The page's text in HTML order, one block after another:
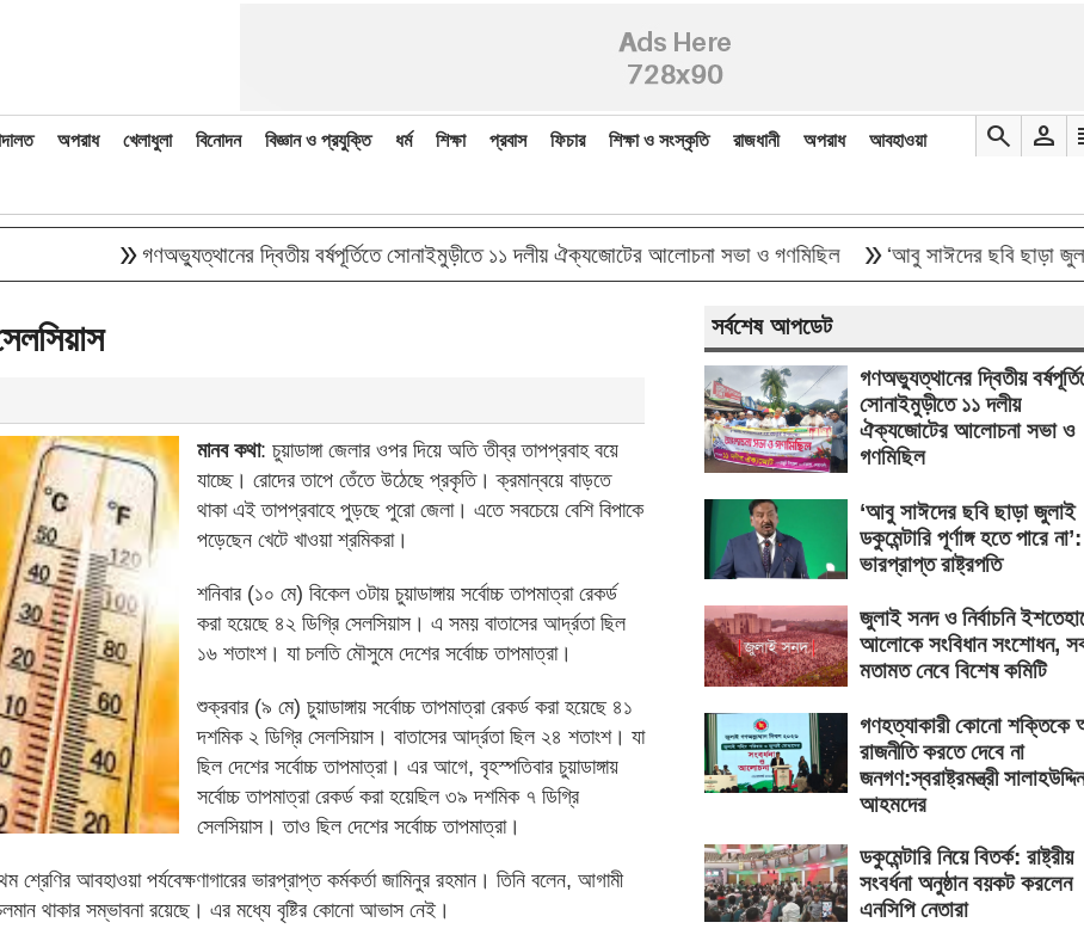
অপরাধ খেলাধুলা বিনোদন বিজ্ঞান ও প্রযুক্তি ধর্ম শিক্ষা প্রবাস ফিচার শিক্ষা ও সংস্কৃতি রাজধানী অপরাধ আবহাওয়া search person
গণঅভ্যুত্থানের দ্বিতীয় বর্ষপূর্তিতে সোনাইমুড়ীতে ১১ দলীয় ঐক্যজোটের আলোচনা সভা ও গণমিছিল double_arrow‘আবু সাঈদের ছবি ছাড়া জুলাই
মানব কথা: চুয়াডাঙ্গা জেলার ওপর দিয়ে অতি তীব্র তাপপ্রবাহ বয়ে
যাচ্ছে। রোদের তাপে তেঁতে উঠেছে প্রকৃতি। ক্রমান্বয়ে বাড়তে
থাকা এই তাপপ্রবাহে পুড়ছে পুরো জেলা। এতে সবচেয়ে বেশি বিপাকে
পড়েছেন খেটে খাওয়া শ্রমিকরা।
শনিবার (১০ মে) বিকেল ৩টায় চুয়াডাঙ্গায় সর্বোচ্চ তাপমাত্রা রেকর্ড
করা হয়েছে ৪২ ডিগ্রি সেলসিয়াস। এ সময় বাতাসের আর্দ্রতা ছিল
১৬ শতাংশ। যা চলতি মৌসুমে দেশের সর্বোচ্চ তাপমাত্রা।
শুক্রবার (৯ মে) চুয়াডাঙ্গায় সর্বোচ্চ তাপমাত্রা রেকর্ড করা হয়েছে ৪১
দশমিক ২ ডিগ্রি সেলসিয়াস। বাতাসের আর্দ্রতা ছিল ২৪ শতাংশ। যা
ছিল দেশের সর্বোচ্চ তাপমাত্রা। এর আগে, বৃহস্পতিবার চুয়াডাঙ্গায়
সর্বোচ্চ তাপমাত্রা রেকর্ড করা হয়েছিল ৩৯ দশমিক ৭ ডিগ্রি
সেলসিয়াস। তাও ছিল দেশের সর্বোচ্চ তাপমাত্রা।
শ্রেণির আবহাওয়া পর্যবেক্ষণাগারের ভারপ্রাপ্ত কর্মকর্তা জামিনুর রহমান। তিনি বলেন, আগামী
থাকার সম্ভাবনা রয়েছে। এর মধ্যে বৃষ্টির কোনো আভাস নেই।
সর্বশেষ আপডেট
গণঅভ্যুত্থানের দ্বিতীয়
সোনাইমুড়ীতে ১১ দলীয়
ঐক্যজোটের আলোচনা সভা ও
গণমিছিল
‘আবু সাঈদের ছবি ছাড়া জুলাই
ডকুমেন্টারি পূর্ণাঙ্গ হতে পারে না’:
ভারপ্রাপ্ত রাষ্ট্রপতি
জুলাই সনদ ও নির্বাচনি
আলোকে সংবিধান সংশোধন,
মতামত নেবে বিশেষ কমিটি
গণহত্যাকারী কোনো শক্তিকে
রাজনীতি করতে দেবে না
জনগণ:স্বরাষ্ট্রমন্ত্রী সালাহউদ্দিন
আহমদের
ডকুমেন্টারি নিয়ে বিতর্ক: রাষ্ট্রীয়
সংবর্ধনা অনুষ্ঠান বয়কট করলেন
এনসিপি নেতারা